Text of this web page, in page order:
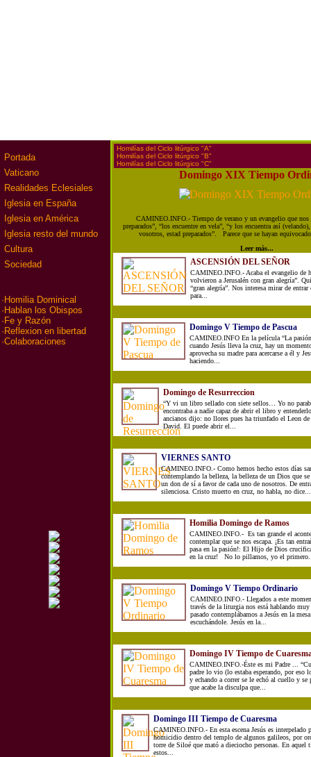
Portada
Vaticano
Realidades Eclesiales
Iglesia en España
Iglesia en América
Iglesia resto del mundo
Cultura
Sociedad
· Homilia Dominical
· Hablan los Obispos
· Fe y Razón
· Reflexion en libertad
·Colaboraciones
·Homilías del Ciclo litúrgico "A"
·Homilías del Ciclo litúrgico "B"
·Homilías del Ciclo litúrgico "C"
Domingo XIX Tiempo
CAMINEO.INFO.- Tiempo de verano y un evangelio que nos
preparados”, “los encuentre en vela”, “y los encuentra así
vosotros, estad preparados”. Parece que se hayan
Leer más...
ASCENSIÓN DEL SEÑOR
CAMINEO.INFO.- Acaba el evangelio de
volvieron a Jerusalén con gran alegría”.
“gran alegría”. Nos interesa mirar de
para...
Domingo V Tiempo de Pascua
CAMINEO.INFO En la película “La
cuando Jesús lleva la cruz, hay un
aprovecha su madre para acercarse a él y
haciendo...
Domingo de Resurreccion
“Y vi un libro sellado con siete sellos… Yo no
encontraba a nadie capaz de abrir el libro y
ancianos dijo: no llores pues ha triunfado el Leon
David. El puede abrir el...
VIERNES SANTO
CAMINEO.INFO.- Como hemos hecho estos días
contemplando la belleza, la belleza de un Dios que se
un don de sí a favor de cada uno de nosotros. De
silenciosa. Cristo muerto en cruz, no habla, no dice...
Homilia Domingo de Ramos
CAMINEO.INFO.- Es tan grande el
contemplar que se nos escapa. ¡Es tan
pasa en la pasión!: El Hijo de Dios
en la cruz! No lo pillamos, yo el
Domingo V Tiempo Ordinario
CAMINEO.INFO.- Llegados a este
través de la liturgia nos está hablando
pasado contemplábamos a Jesús en la
escuchándole. Jesús en la...
Domingo IV Tiempo de
CAMINEO.INFO.-Éste es mi Padre ...
padre lo vio (lo estaba esperando, por
y echando a correr se le echó al cuello y
que acabe la disculpa que...
Domingo III Tiempo de Cuaresma
CAMINEO.INFO.- En esta escena Jesús es interpelado
homicidio dentro del templo de algunos galileos, por
torre de Siloé que mató a dieciocho personas. En aquel
estos...